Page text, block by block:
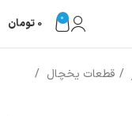
0
0 تومان
قطعات یخچال